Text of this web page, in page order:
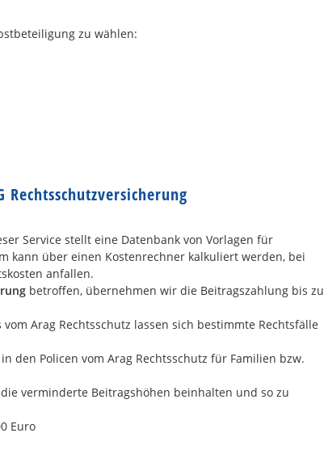
zu wählen:
Rechtsschutzversicherung
Service stellt eine Datenbank von Vorlagen für
kann über einen Kostenrechner kalkuliert werden, bei
anfallen.
betroffen, übernehmen wir die Beitragszahlung bis zu
vom Arag Rechtsschutz lassen sich bestimmte Rechtsfälle
den Policen vom Arag Rechtsschutz für Familien bzw.
verminderte Beitragshöhen beinhalten und so zu
Euro